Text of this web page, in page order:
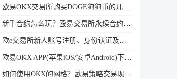
欧易OKX交易所购买DOGE狗狗币的几个方式汇总
新手合约怎么玩？殴易交易所永续合约操作步骤教程(APP/Web端)
欧e交易所新人账号注册、身份认证及安全设置教程
欧易OKX APP(苹果iOS/安卓Android)下载图文教程
如何使用OKX的网格？欧易策略交易现货网格新手操作流程